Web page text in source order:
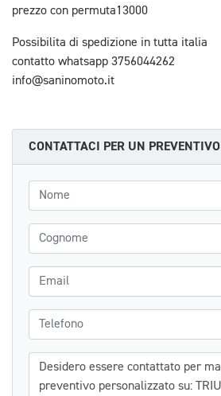
prezzo con permuta13000
Possibilita di spedizione in tutta italia
contatto whatsapp 3756044262
info@saninomoto.it
CONTATTACI PER UN PREVENTIVO
Nome
Cognome
Email
Telefono
Messaggio